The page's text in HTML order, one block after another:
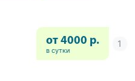
от 4000 р.
в сутки